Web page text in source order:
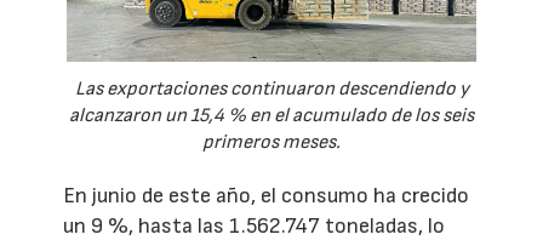
Las exportaciones continuaron descendiendo y
alcanzaron un 15,4 % en el acumulado de los seis
primeros meses.
En junio de este año, el consumo ha crecido
un 9 %, hasta las 1.562.747 toneladas, lo